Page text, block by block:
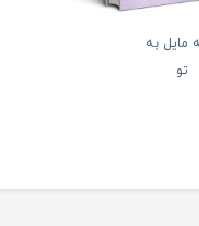
مایل به
تو